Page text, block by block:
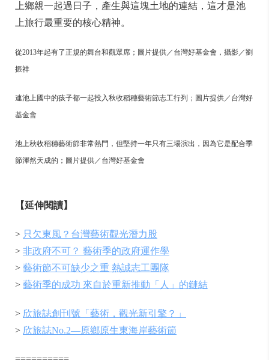
上鄉親一起過日子，產生與這塊土地的連結，這才是池
上旅行最重要的核心精神。
從2013年起有了正規的舞台和觀眾席；圖片提供／台灣好基金會，攝影／劉
振祥
連池上國中的孩子都一起投入秋收稻穗藝術節志工行列；圖片提供／台灣好
基金會
池上秋收稻穗藝術節非常熱門，但堅持一年只有三場演出，因為它是配合季
節渾然天成的；圖片提供／台灣好基金會
【延伸閱讀】
> 只欠東風？台灣藝術觀光潛力股
> 非政府不可？ 藝術季的政府運作學
> 藝術節不可缺少之重 熱誠志工團隊
> 藝術季的成功 來自於重新推動「人」的鏈結
> 欣旅誌創刊號「藝術，觀光新引擎？」
> 欣旅誌No.2—原鄉原生東海岸藝術節